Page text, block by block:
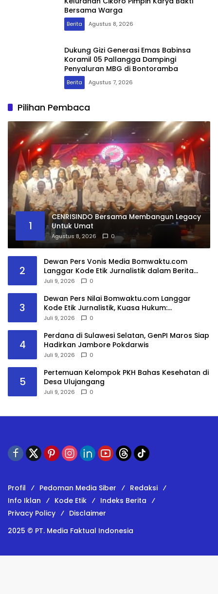
Bersama Warga
Berita Agustus 8, 2026
Dukung Gizi Generasi Emas Babinsa
Koramil 05 Pallangga Dampingi
Penyaluran MBG di Bontoramba
Berita Agustus 7, 2026
Pilihan Pembaca
1
CENRISINDO Bersama Membangun Legacy
Untuk Umat
Agustus 8, 2026 0
2
Dewan Pers Vonis Media Bomwaktu.com
Langgar Kode Etik Jurnalistik dalam Berita
DPRD Gowa
Juli 9, 2026 0
3
Dewan Pers Nilai Bomwaktu.com Langgar
Kode Etik Jurnalistik, Kuasa Hukum:
Pemberitaan Menghakimi Tanpa Verifikasi Tak
Juli 9, 2026 0
4
Perdana di Sulawesi Selatan, GenPI Maros Siap
Hadirkan Jambore Pokdarwis
Juli 9, 2026 0
5
Pertemuan Kelompok PKH Bahas Kesehatan di
Desa Ulujangang
Juli 9, 2026 0
Profil Pedoman Media Siber
Redaksi
Info Iklan
Kode Etik
Indeks Berita
Privacy Policy
Disclaimer
2025 © PT. Media Faktual Indonesia